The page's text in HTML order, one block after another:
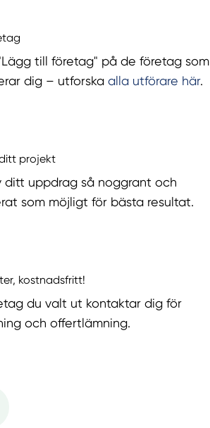
till företag" på de företag som
dig – utforska alla utförare här.
projekt
ditt uppdrag så noggrant och
som möjligt för bästa resultat.
kostnadsfritt!
du valt ut kontaktar dig för
och offertlämning.